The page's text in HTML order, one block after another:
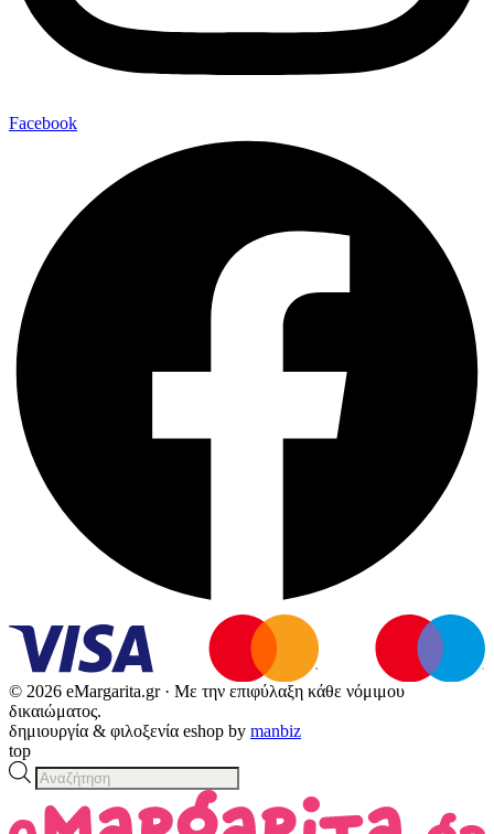
Facebook
© 2026 eMargarita.gr · Με την επιφύλαξη κάθε νόμιμου
δικαιώματος.
δημιουργία & φιλοξενία eshop by manbiz
top
Products
search